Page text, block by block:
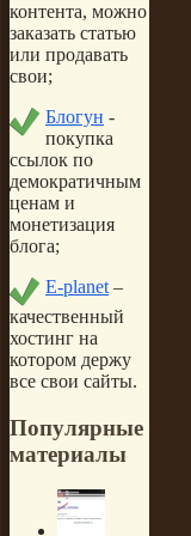
контента, можно
заказать статью
или продавать
свои;
Блогун -
покупка
ссылок по
демократичным
ценам и
монетизация
блога;
E-planet –
качественный
хостинг на
котором держу
все свои сайты.
Популярные
материалы